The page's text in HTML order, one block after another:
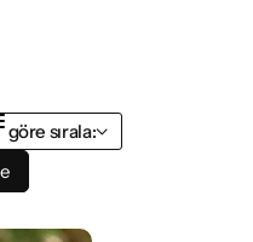
göre sırala: